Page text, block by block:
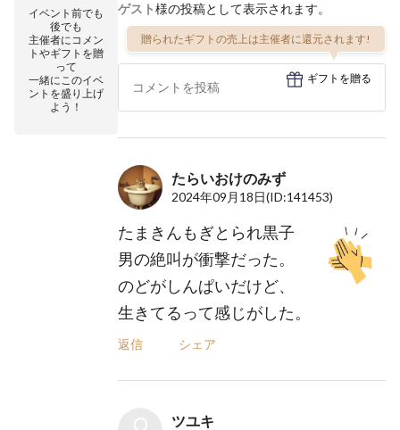
イベント前でも
後でも
主催者にコメン
トやギフトを贈
って
一緒にこのイベ
ントを盛り上げ
よう！
ゲスト様の投稿として表示されます。
贈られたギフトの売上は主催者に還元されます!
ギフトを贈る
たらいおけのみず
2024年09月18日(ID:141453)
たまきんもぎとられ黒子
男の絶叫が衝撃だった。
のどがしんぱいだけど、
生きてるって感じがした。
返信 シェア
ツユキ